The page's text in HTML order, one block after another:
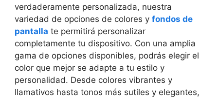
verdaderamente personalizada,⁣ nuestra
variedad de opciones de colores y fondos de
pantalla te permitirá personalizar
completamente tu dispositivo. Con una‍ amplia⁣
gama de opciones disponibles, podrás elegir ⁤el
color que mejor se‌ adapte a tu estilo y
personalidad.‍ Desde colores vibrantes y
llamativos hasta tonos más sutiles y elegantes,